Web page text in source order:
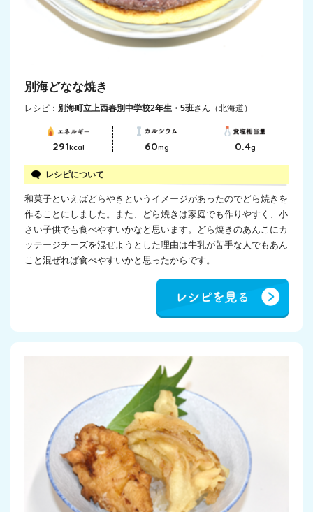
別海どなな焼き
レシピ： 別海町立上西春別中学校2年生・5班さん（北海道）
291kcal 60mg 0.4g
レシピについて
和菓子といえばどらやきというイメージがあったのでどら焼きを
作ることにしました。また、どら焼きは家庭でも作りやすく、小
さい子供でも食べやすいかなと思います。どら焼きのあんこにカ
ッテージチーズを混ぜようとした理由は牛乳が苦手な人でもあん
こと混ぜれば食べやすいかと思ったからです。